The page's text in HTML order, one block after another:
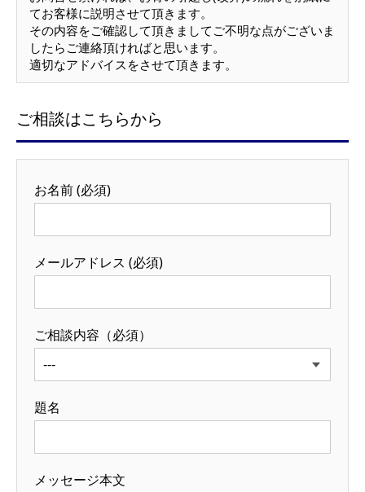
てお客様に説明させて頂きます。
その内容をご確認して頂きましてご不明な点がございま
したらご連絡頂ければと思います。
適切なアドバイスをさせて頂きます。
ご相談はこちらから
お名前 (必須)
メールアドレス (必須)
ご相談内容（必須）
題名
メッセージ本文